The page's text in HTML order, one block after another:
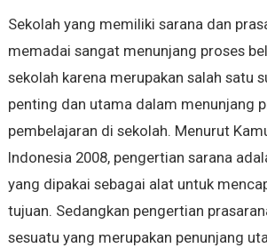
Sekolah yang memiliki sarana dan
memadai sangat menunjang proses
sekolah karena merupakan salah satu
penting dan utama dalam menunjang
pembelajaran di sekolah. Menurut
Indonesia 2008, pengertian sarana
yang dipakai sebagai alat untuk
tujuan. Sedangkan pengertian
sesuatu yang merupakan penunjang